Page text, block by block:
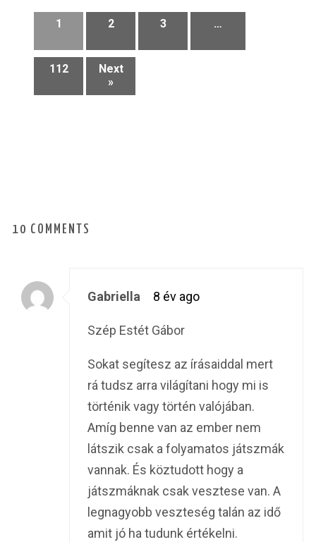
1 2 3 …
112
Next
»
10 COMMENTS
Gabriella 8 év ago
Szép Estét Gábor
Sokat segítesz az írásaiddal mert
rá tudsz arra világítani hogy mi is
történik vagy történ valójában.
Amíg benne van az ember nem
látszik csak a folyamatos játszmák
vannak. És köztudott hogy a
játszmáknak csak vesztese van. A
legnagyobb veszteség talán az idő
amit jó ha tudunk értékelni.